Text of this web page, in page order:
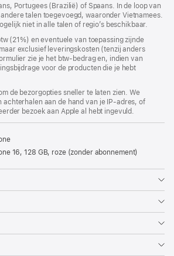
Portugees (Brazilië) of Spaans. In de loop van
talen toegevoegd, waaronder Vietnamees.
niet in alle talen of regio’s beschikbaar.
(21%) en eventuele van toepassing zijnde
exclusief leveringskosten (tenzij anders
zie je het btw-bedrag en, indien van
voor de producten die je hebt
de bezorgopties sneller te laten zien. We
achterhalen aan de hand van je IP-adres, of
bezoek aan Apple al hebt ingevuld.
16, 128 GB, roze (zonder abonnement)